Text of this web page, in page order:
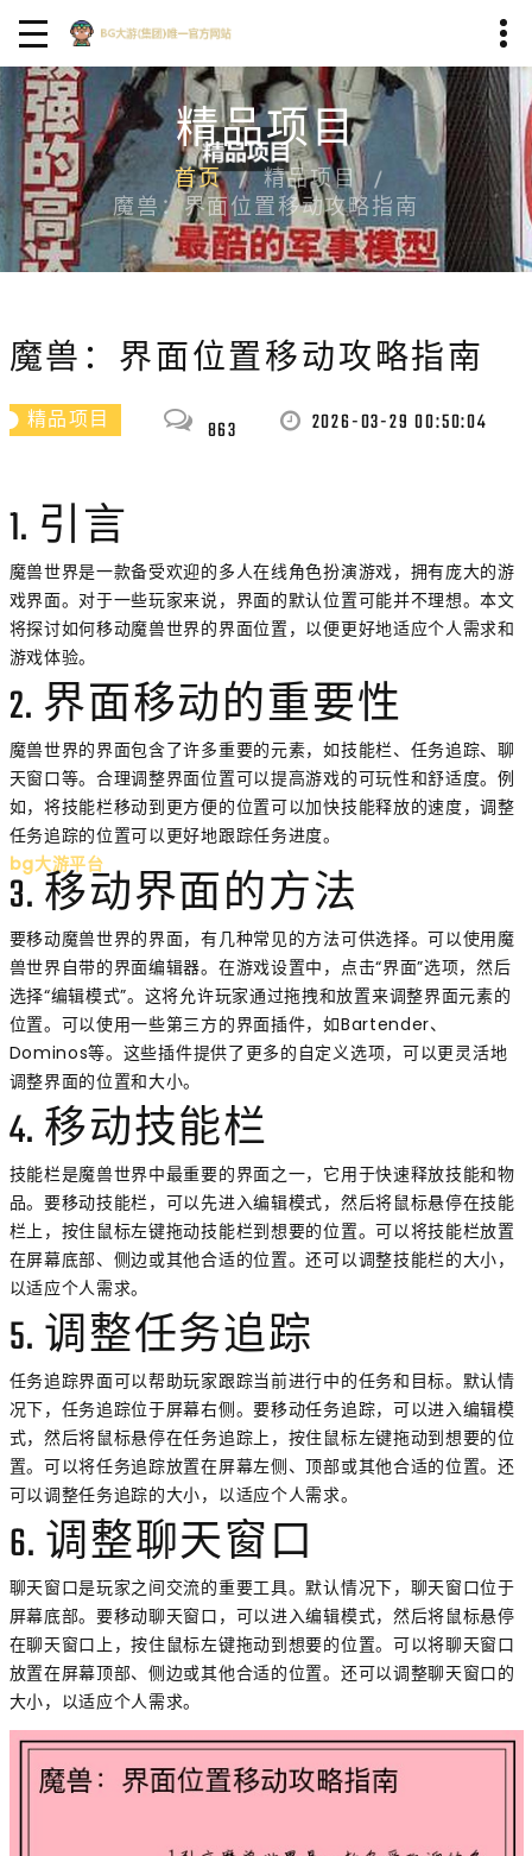
精品项目
首页
精品项目
魔兽：界面位置移动攻略指南
魔兽：界面位置移动攻略指南
精品项目 863 2026-03-29 00:50:04
1. 引言
魔兽世界是一款备受欢迎的多人在线角色扮演游戏，拥有庞大的游
戏界面。对于一些玩家来说，界面的默认位置可能并不理想。本文
将探讨如何移动魔兽世界的界面位置，以便更好地适应个人需求和
游戏体验。
2. 界面移动的重要性
魔兽世界的界面包含了许多重要的元素，如技能栏、任务追踪、聊
天窗口等。合理调整界面位置可以提高游戏的可玩性和舒适度。例
如，将技能栏移动到更方便的位置可以加快技能释放的速度，调整
任务追踪的位置可以更好地跟踪任务进度。
bg大游平台
3. 移动界面的方法
要移动魔兽世界的界面，有几种常见的方法可供选择。可以使用魔
兽世界自带的界面编辑器。在游戏设置中，点击“界面”选项，然后
选择“编辑模式”。这将允许玩家通过拖拽和放置来调整界面元素的
位置。可以使用一些第三方的界面插件，如Bartender、
Dominos等。这些插件提供了更多的自定义选项，可以更灵活地
调整界面的位置和大小。
4. 移动技能栏
技能栏是魔兽世界中最重要的界面之一，它用于快速释放技能和物
品。要移动技能栏，可以先进入编辑模式，然后将鼠标悬停在技能
栏上，按住鼠标左键拖动技能栏到想要的位置。可以将技能栏放置
在屏幕底部、侧边或其他合适的位置。还可以调整技能栏的大小，
以适应个人需求。
5. 调整任务追踪
任务追踪界面可以帮助玩家跟踪当前进行中的任务和目标。默认情
况下，任务追踪位于屏幕右侧。要移动任务追踪，可以进入编辑模
式，然后将鼠标悬停在任务追踪上，按住鼠标左键拖动到想要的位
置。可以将任务追踪放置在屏幕左侧、顶部或其他合适的位置。还
可以调整任务追踪的大小，以适应个人需求。
6. 调整聊天窗口
聊天窗口是玩家之间交流的重要工具。默认情况下，聊天窗口位于
屏幕底部。要移动聊天窗口，可以进入编辑模式，然后将鼠标悬停
在聊天窗口上，按住鼠标左键拖动到想要的位置。可以将聊天窗口
放置在屏幕顶部、侧边或其他合适的位置。还可以调整聊天窗口的
大小，以适应个人需求。